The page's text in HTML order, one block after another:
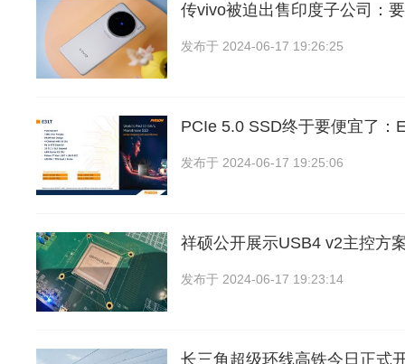
传vivo被迫出售印度子公司：
发布于 2024-06-17 19:26:25
PCIe 5.0 SSD终于要便宜了：
发布于 2024-06-17 19:25:06
祥硕公开展示USB4 v2主控方
发布于 2024-06-17 19:23:14
长三角超级环线高铁今日正式